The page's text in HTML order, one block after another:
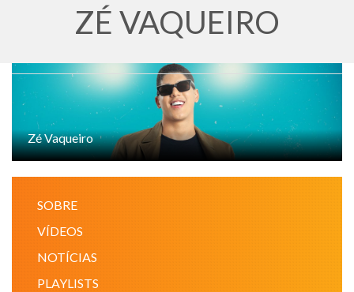
INÍCIO
AGENDA
NOTÍCIAS
ZÉ VAQUEIRO
Zé Vaqueiro
SOBRE
VÍDEOS
NOTÍCIAS
PLAYLISTS